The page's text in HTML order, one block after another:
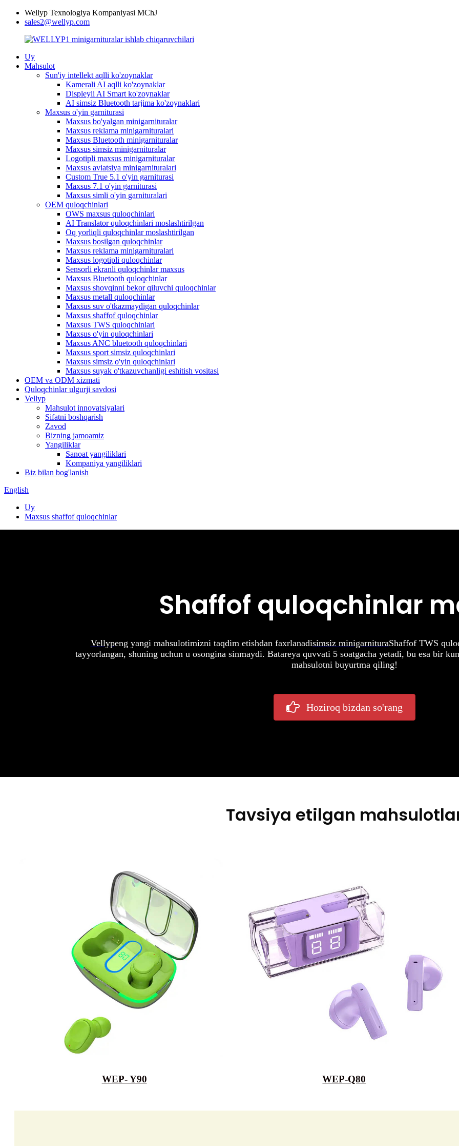
Wellyp Texnologiya Kompaniyasi MChJ
sales2@wellyp.com
Uy
Mahsulot
Sun'iy intellekt aqlli ko'zoynaklar
Kamerali AI aqlli ko'zoynaklar
Displeyli AI Smart ko'zoynaklar
AI simsiz Bluetooth tarjima ko'zoynaklari
Maxsus o'yin garniturasi
Maxsus bo'yalgan minigarnituralar
Maxsus reklama minigarnituralari
Maxsus Bluetooth minigarnituralar
Maxsus simsiz minigarnituralar
Logotipli maxsus minigarnituralar
Maxsus aviatsiya minigarnituralari
Custom True 5.1 o'yin garniturasi
Maxsus 7.1 o'yin garniturasi
Maxsus simli o'yin garnituralari
OEM quloqchinlari
OWS maxsus quloqchinlari
AI Translator quloqchinlari moslashtirilgan
Oq yorliqli quloqchinlar moslashtirilgan
Maxsus bosilgan quloqchinlar
Maxsus reklama minigarnituralari
Maxsus logotipli quloqchinlar
Sensorli ekranli quloqchinlar maxsus
Maxsus Bluetooth quloqchinlar
Maxsus shovqinni bekor qiluvchi quloqchinlar
Maxsus metall quloqchinlar
Maxsus suv o'tkazmaydigan quloqchinlar
Maxsus shaffof quloqchinlar
Maxsus TWS quloqchinlari
Maxsus o'yin quloqchinlari
Maxsus ANC bluetooth quloqchinlari
Maxsus sport simsiz quloqchinlari
Maxsus simsiz o'yin quloqchinlari
Maxsus suyak o'tkazuvchanligi eshitish vositasi
OEM va ODM xizmati
Quloqchinlar ulgurji savdosi
Vellyp
Mahsulot innovatsiyalari
Sifatni boshqarish
Zavod
Bizning jamoamiz
Yangiliklar
Sanoat yangiliklari
Kompaniya yangiliklari
Biz bilan bog'lanish
English
Uy
Maxsus shaffof quloqchinlar
Shaffof quloqchinlar
Vellypeng yangi mahsulotimizni taqdim etishdan faxrlanadisimsiz minigarnituraShaffof TWS
tayyorlangan, shuning uchun u osongina sinmaydi. Batareya quvvati 5 soatgacha yetadi, bu esa bir
mahsulotni buyurtma qiling!
Hoziroq bizdan so'rang
Tavsiya etilgan
WEP- Y90 WEP-Q80